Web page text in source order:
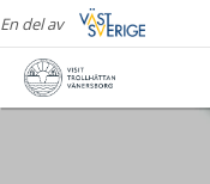
En del av